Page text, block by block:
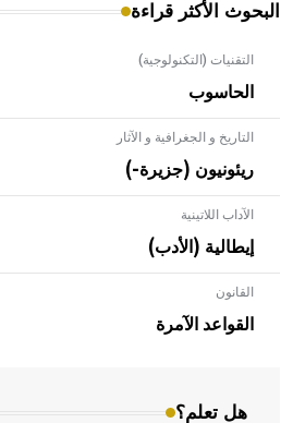
البحوث الأكثر قراءة
التقنيات (التكنولوجية)
الحاسوب
التاريخ و الجغرافية و الآثار
ريئونيون (جزيرة-)
الآداب اللاتينية
إيطالية (الأدب)
القانون
القواعد الآمرة
هل تعلم؟
- هل تعلم أن الأبلق نوع من الفنون
بالعمارة الإسلامية في بلاد
المعمار على بناء مداميكه وخاصة في